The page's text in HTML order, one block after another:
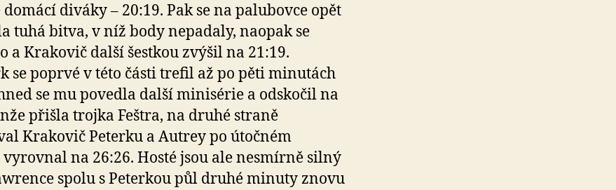
domácí diváky – 20:19. Pak se na palubovce opět
tuhá bitva, v níž body nepadaly, naopak se
a Krakovič další šestkou zvýšil na 21:19.
se poprvé v této části trefil až po pěti minutách
se mu povedla další minisérie a odskočil na
přišla trojka Feštra, na druhé straně
Krakovič Peterku a Autrey po útočném
vyrovnal na 26:26. Hosté jsou ale nesmírně silný
spolu s Peterkou půl druhé minuty znovu